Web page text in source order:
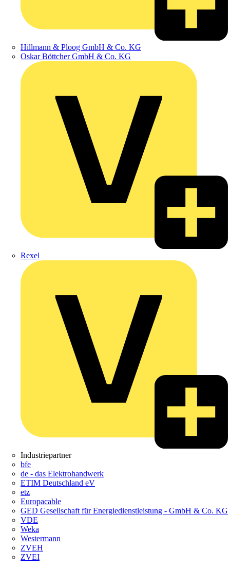
Hillmann & Ploog GmbH & Co. KG
Oskar Böttcher GmbH & Co. KG
Rexel
Industriepartner
bfe
de - das Elektrohandwerk
ETIM Deutschland eV
etz
Europacable
GED Gesellschaft für Energiedienstleistung - GmbH & Co. KG
VDE
Weka
Westermann
ZVEH
ZVEI